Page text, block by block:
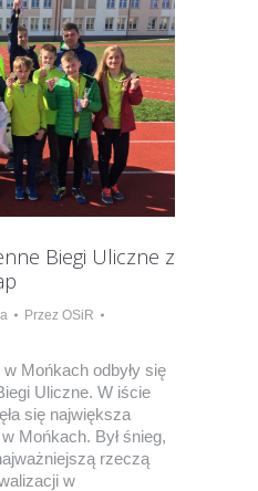
Biegi Uliczne z
Przez OSiR
Mońkach odbyły się
Uliczne. W iście
się największa
Mońkach. Był śnieg,
rzeczą
w